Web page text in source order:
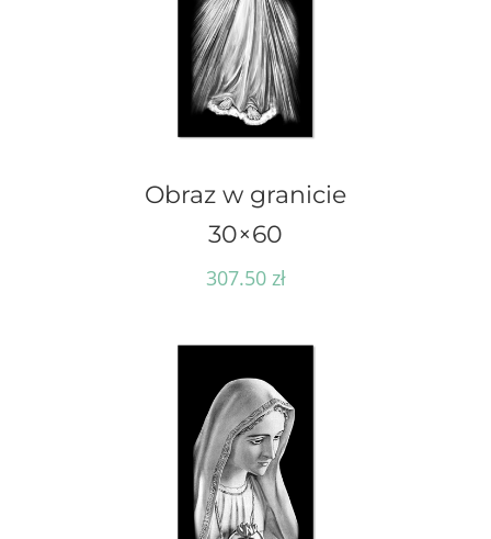
Obraz w granicie
30×60
307.50 zł